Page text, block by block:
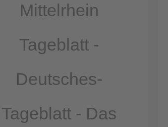
powered by
& eRecht24
Mittelrhein
Tageblatt -
Deutsches-
Tageblatt - Das